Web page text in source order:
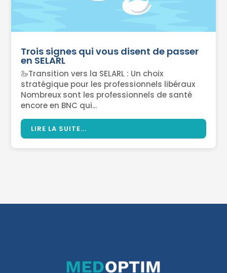
Trois signes qui vous disent de passer
en SELARL
🦢Transition vers la SELARL : Un choix
stratégique pour les professionnels libéraux
Nombreux sont les professionnels de santé
encore en BNC qui...
LIRE LA SUITE...